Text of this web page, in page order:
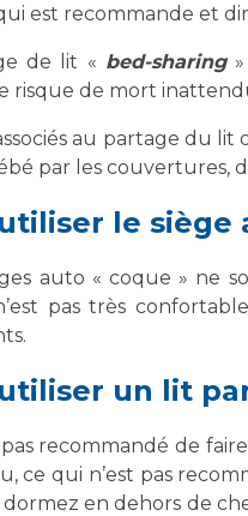
est recommande et
de lit « bed-sharing»
risque de mort
au partage du lit
par les couvertures,
le siège
auto « coque » ne
pas très
un lit
pas recommandé de
ce qui n’est pas
en dehors de